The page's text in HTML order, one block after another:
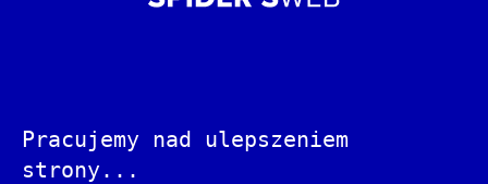
Pracujemy nad ulepszeniem
strony...